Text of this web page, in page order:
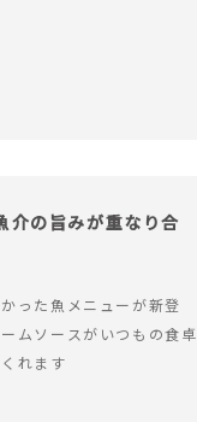
介の旨みが重なり合
った魚メニューが新登
ムソースがいつもの食卓
れます